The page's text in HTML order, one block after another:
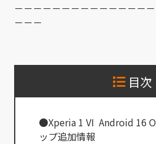
－－－－－－－－－－－－－－
－－－
目次
●Xperia 1 VI Android 16
ップ追加情報